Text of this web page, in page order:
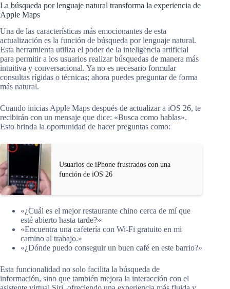
La búsqueda por lenguaje natural transforma la experiencia de
Apple Maps
Una de las características más emocionantes de esta
actualización es la función de búsqueda por lenguaje natural.
Esta herramienta utiliza el poder de la inteligencia artificial
para permitir a los usuarios realizar búsquedas de manera más
intuitiva y conversacional. Ya no es necesario formular
consultas rígidas o técnicas; ahora puedes preguntar de forma
más natural.
Cuando inicias Apple Maps después de actualizar a iOS 26, te
recibirán con un mensaje que dice: «Busca como hablas».
Esto brinda la oportunidad de hacer preguntas como:
Usuarios de iPhone frustrados con una
función de iOS 26
«¿Cuál es el mejor restaurante chino cerca de mí que
esté abierto hasta tarde?»
«Encuentra una cafetería con Wi-Fi gratuito en mi
camino al trabajo.»
«¿Dónde puedo conseguir un buen café en este barrio?»
Esta funcionalidad no solo facilita la búsqueda de
información, sino que también mejora la interacción con el